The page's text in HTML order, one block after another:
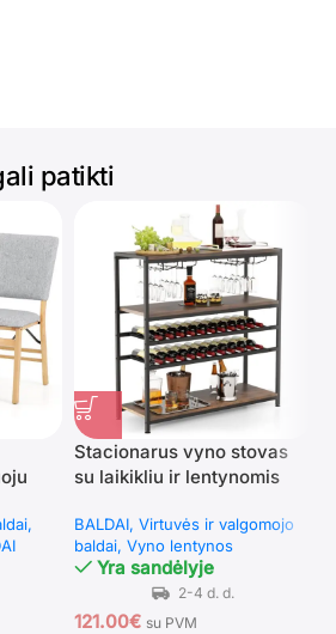
patikti
Stacionarus vyno stovas
su laikikliu ir lentynomis
BALDAI Virtuvės ir valgomojo
baldai Vyno lentynos
Yra sandėlyje
121.00€ su PVM